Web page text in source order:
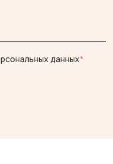
данных*